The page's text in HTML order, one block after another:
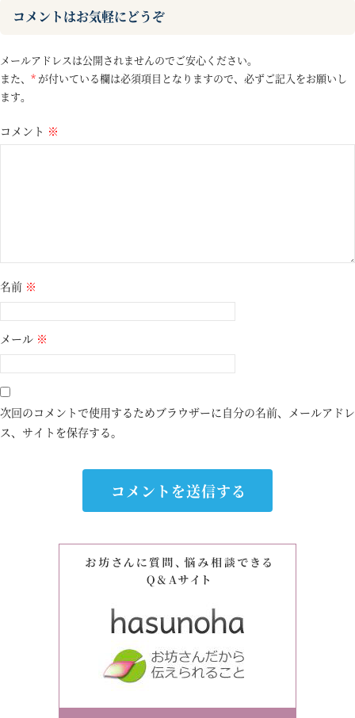
コメントはお気軽にどうぞ
メールアドレスは公開されませんのでご安心ください。
また、 * が付いている欄は必須項目となりますので、必ずご記入をお願いし
ます。
コメント ※
名前 ※
メール ※
次回のコメントで使用するためブラウザーに自分の名前、メールアドレ
ス、サイトを保存する。